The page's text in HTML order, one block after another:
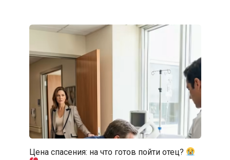
Цена спасения: на что готов пойти отец?